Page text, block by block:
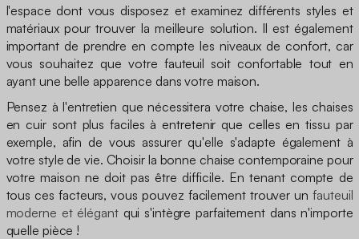
l'espace dont vous disposez et examinez différents styles et
matériaux pour trouver la meilleure solution. Il est également
important de prendre en compte les niveaux de confort, car
vous souhaitez que votre fauteuil soit confortable tout en
ayant une belle apparence dans votre maison.
Pensez à l'entretien que nécessitera votre chaise, les chaises
en cuir sont plus faciles à entretenir que celles en tissu par
exemple, afin de vous assurer qu'elle s'adapte également à
votre style de vie. Choisir la bonne chaise contemporaine pour
votre maison ne doit pas être difficile. En tenant compte de
tous ces facteurs, vous pouvez facilement trouver unfauteuil
moderne et élégantqui s'intègre parfaitement dans n'importe
quelle pièce !